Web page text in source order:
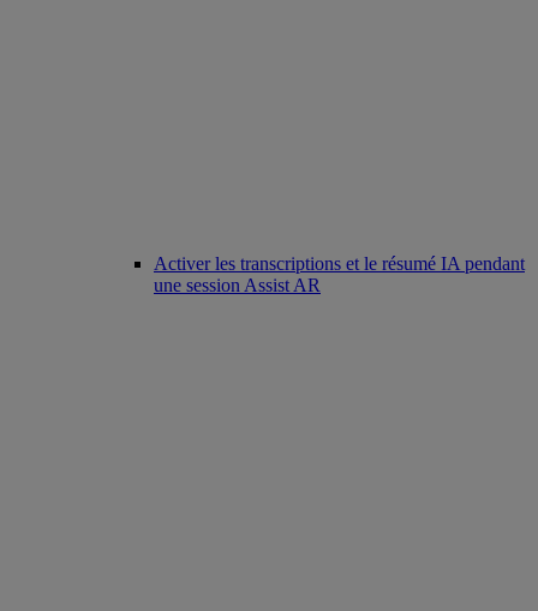
Activer les transcriptions et le résumé IA pendant
une session Assist AR